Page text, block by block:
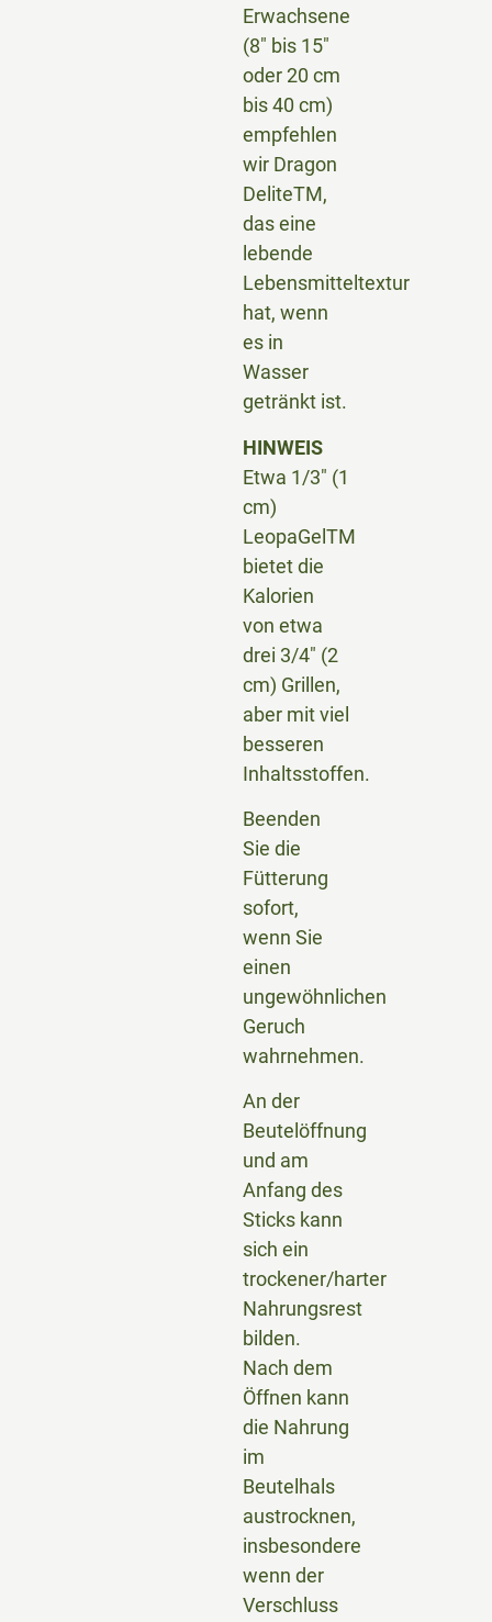
Erwachsene
(8″ bis 15″
oder 20 cm
bis 40 cm)
empfehlen
wir Dragon
DeliteTM,
das eine
lebende
Lebensmitteltextur
hat, wenn
es in
Wasser
getränkt ist.
HINWEIS
Etwa 1/3″ (1
cm)
LeopaGelTM
bietet die
Kalorien
von etwa
drei 3/4″ (2
cm) Grillen,
aber mit viel
besseren
Inhaltsstoffen.
Beenden
Sie die
Fütterung
sofort,
wenn Sie
einen
ungewöhnlichen
Geruch
wahrnehmen.
An der
Beutelöffnung
und am
Anfang des
Sticks kann
sich ein
trockener/harter
Nahrungsrest
bilden.
Nach dem
Öffnen kann
die Nahrung
im
Beutelhals
austrocknen,
insbesondere
wenn der
Verschluss